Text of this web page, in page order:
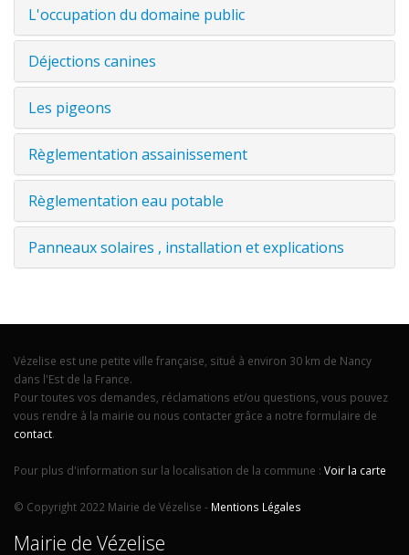
L'occupation du domaine public
Déjections canines
Les pigeons
Règlementation assainissement
Règlementation eau potable
Panneaux solaires , installation et explications
Vézelise est une petite ville française, situé à environ 30 km de Nancy
dans l'Est de la France.
Pour toutes vos demandes, réclamations et/ou questions, vous pouvez
vous rendre à la mairie ou nous contacter grâce a notre formulaire de
contact.
Pour plus d'information sur la localisation de la commune : Voir la carte
© Copyright 2022 Mairie de Vézelise - Mentions Légales
Mairie de Vézelise